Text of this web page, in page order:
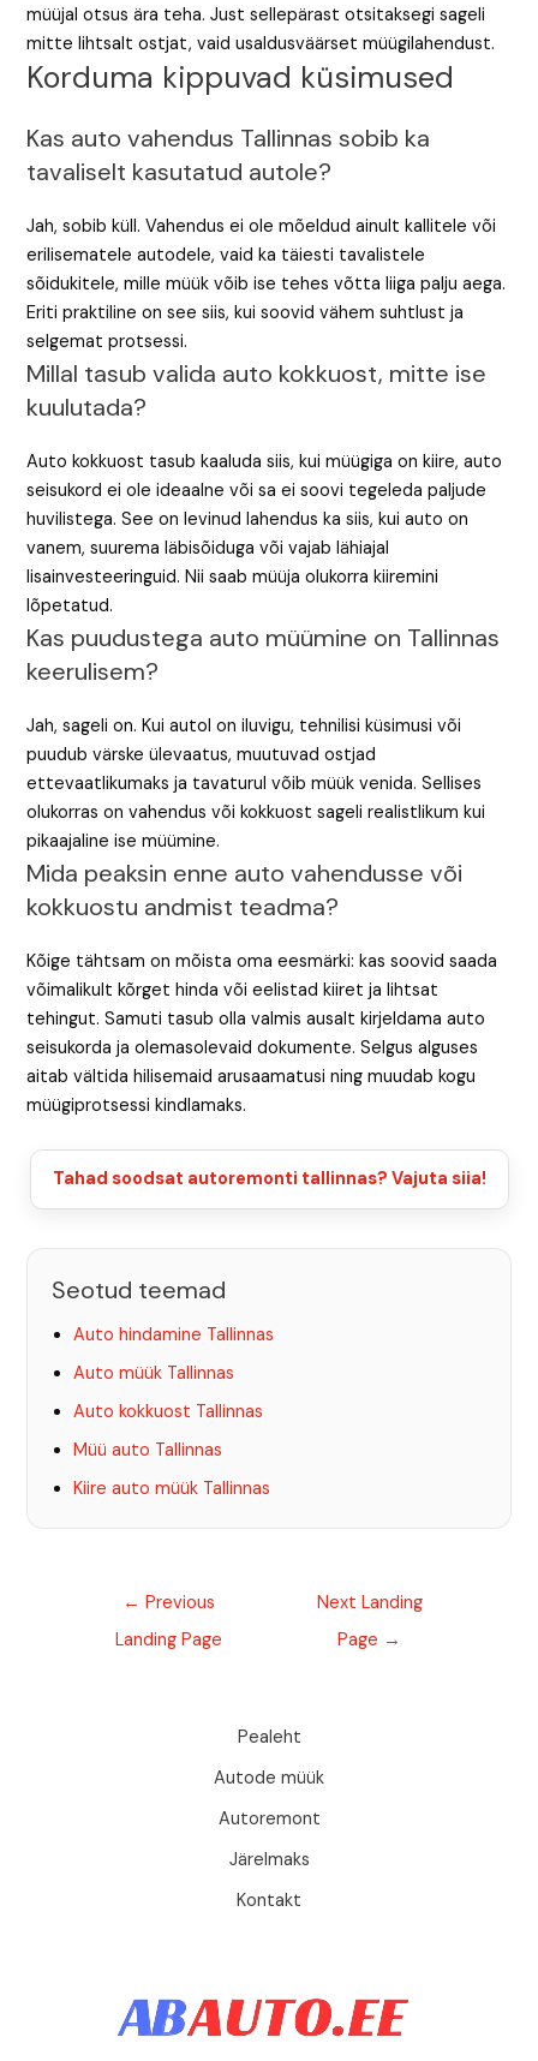
müüjal otsus ära teha. Just sellepärast otsitaksegi sageli
mitte lihtsalt ostjat, vaid usaldusväärset müügilahendust.
Korduma kippuvad küsimused
Kas auto vahendus Tallinnas sobib ka
tavaliselt kasutatud autole?
Jah, sobib küll. Vahendus ei ole mõeldud ainult kallitele või
erilisematele autodele, vaid ka täiesti tavalistele
sõidukitele, mille müük võib ise tehes võtta liiga palju aega.
Eriti praktiline on see siis, kui soovid vähem suhtlust ja
selgemat protsessi.
Millal tasub valida auto kokkuost, mitte ise
kuulutada?
Auto kokkuost tasub kaaluda siis, kui müügiga on kiire, auto
seisukord ei ole ideaalne või sa ei soovi tegeleda paljude
huvilistega. See on levinud lahendus ka siis, kui auto on
vanem, suurema läbisõiduga või vajab lähiajal
lisainvesteeringuid. Nii saab müüja olukorra kiiremini
lõpetatud.
Kas puudustega auto müümine on Tallinnas
keerulisem?
Jah, sageli on. Kui autol on iluvigu, tehnilisi küsimusi või
puudub värske ülevaatus, muutuvad ostjad
ettevaatlikumaks ja tavaturul võib müük venida. Sellises
olukorras on vahendus või kokkuost sageli realistlikum kui
pikaajaline ise müümine.
Mida peaksin enne auto vahendusse või
kokkuostu andmist teadma?
Kõige tähtsam on mõista oma eesmärki: kas soovid saada
võimalikult kõrget hinda või eelistad kiiret ja lihtsat
tehingut. Samuti tasub olla valmis ausalt kirjeldama auto
seisukorda ja olemasolevaid dokumente. Selgus alguses
aitab vältida hilisemaid arusaamatusi ning muudab kogu
müügiprotsessi kindlamaks.
Tahad soodsat autoremonti tallinnas? Vajuta siia!
Seotud teemad
Auto hindamine Tallinnas
Auto müük Tallinnas
Auto kokkuost Tallinnas
Müü auto Tallinnas
Kiire auto müük Tallinnas
← Previous
Landing Page
Next Landing
Page →
Pealeht
Autode müük
Autoremont
Järelmaks
Kontakt